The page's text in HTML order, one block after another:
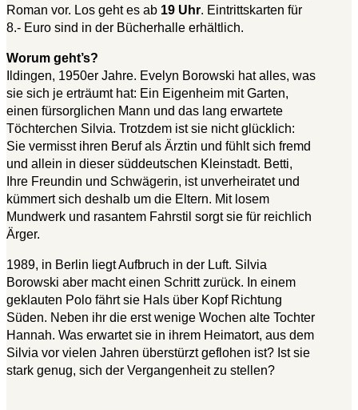
Roman vor. Los geht es ab 19 Uhr. Eintrittskarten für
8.- Euro sind in der Bücherhalle erhältlich.
Worum geht’s?
Ildingen, 1950er Jahre. Evelyn Borowski hat alles, was
sie sich je erträumt hat: Ein Eigenheim mit Garten,
einen fürsorglichen Mann und das lang erwartete
Töchterchen Silvia. Trotzdem ist sie nicht glücklich:
Sie vermisst ihren Beruf als Ärztin und fühlt sich fremd
und allein in dieser süddeutschen Kleinstadt. Betti,
Ihre Freundin und Schwägerin, ist unverheiratet und
kümmert sich deshalb um die Eltern. Mit losem
Mundwerk und rasantem Fahrstil sorgt sie für reichlich
Ärger.
1989, in Berlin liegt Aufbruch in der Luft. Silvia
Borowski aber macht einen Schritt zurück. In einem
geklauten Polo fährt sie Hals über Kopf Richtung
Süden. Neben ihr die erst wenige Wochen alte Tochter
Hannah. Was erwartet sie in ihrem Heimatort, aus dem
Silvia vor vielen Jahren überstürzt geflohen ist? Ist sie
stark genug, sich der Vergangenheit zu stellen?